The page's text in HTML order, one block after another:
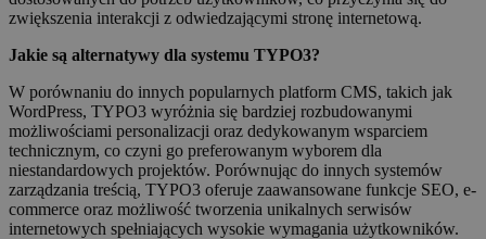
zwiększenia interakcji z odwiedzającymi stronę internetową.
Jakie są alternatywy dla systemu TYPO3?
W porównaniu do innych popularnych platform CMS, takich jak
WordPress, TYPO3 wyróżnia się bardziej rozbudowanymi
możliwościami personalizacji oraz dedykowanym wsparciem
technicznym, co czyni go preferowanym wyborem dla
niestandardowych projektów. Porównując do innych systemów
zarządzania treścią, TYPO3 oferuje zaawansowane funkcje SEO, e-
commerce oraz możliwość tworzenia unikalnych serwisów
internetowych spełniających wysokie wymagania użytkowników.